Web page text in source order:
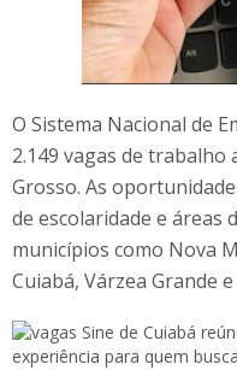
O Sistema Nacional de
2.149 vagas de
Grosso. As
de escolaridade e áreas
municípios como Nova
Cuiabá, Várzea Grande